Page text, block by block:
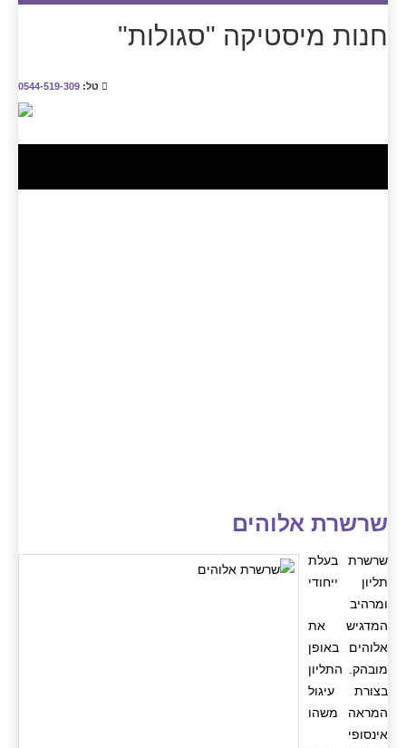
חנות מיסטיקה "סגולות"
טל: 0544-519-309
שרשרת אלוהים
שרשרת בעלת
תליון ייחודי
ומרהיב
המדגיש את
אלוהים באופן
מובהק. התליון
בצורת עיגול
המראה משהו
אינסופי